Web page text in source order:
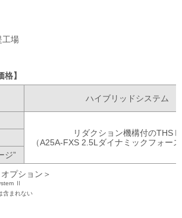
工場
格
ハイブリッドシステム
リダクション機構付のTHSⅡ
（A25A-FXS 2.5Lダイナミックフォー
ジ”
プション＞
Ⅱ
含まれない